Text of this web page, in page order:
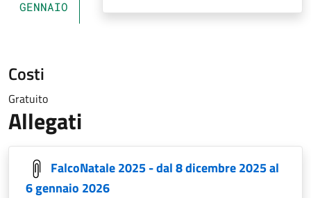
GENNAIO
Costi
Gratuito
Allegati
FalcoNatale 2025 - dal 8 dicembre 2025 al
6 gennaio 2026